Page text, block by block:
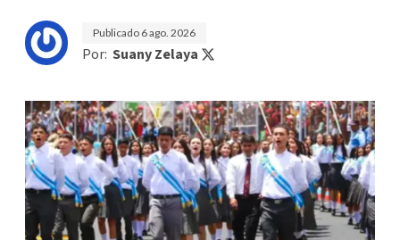
Publicado 6 ago. 2026
Por: Suany Zelaya